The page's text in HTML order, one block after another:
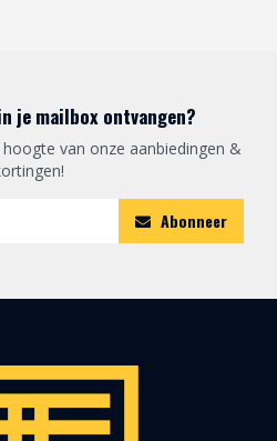
je mailbox ontvangen?
van onze aanbiedingen &
Abonneer